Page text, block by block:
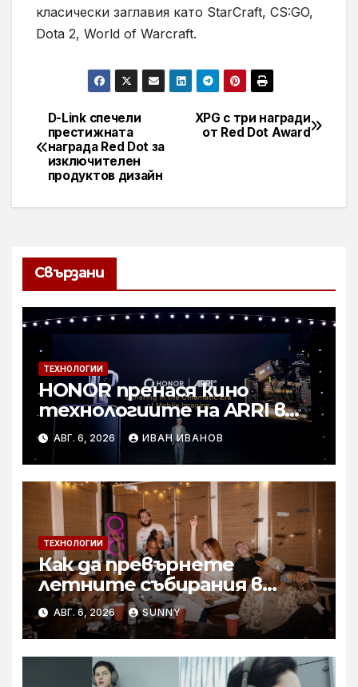
класически заглавия като StarCraft, CS:GO,
Dota 2, World of Warcraft.
Навигация
XPG с три награди
от Red Dot Award
D-Link спечели
престижната
награда Red Dot за
изключителен
продуктов дизайн
Свързани
ТЕХНОЛОГИИ
HONOR пренася кино
технологиите на ARRI в
мобилното творчество на
събитието Imaging
Technology Launch
АВГ. 6, 2026 ИВАН ИВАНОВ
ТЕХНОЛОГИИ
Как да превърнете
летните събирания в
купон с караоке система
АВГ. 6, 2026 SUNNY